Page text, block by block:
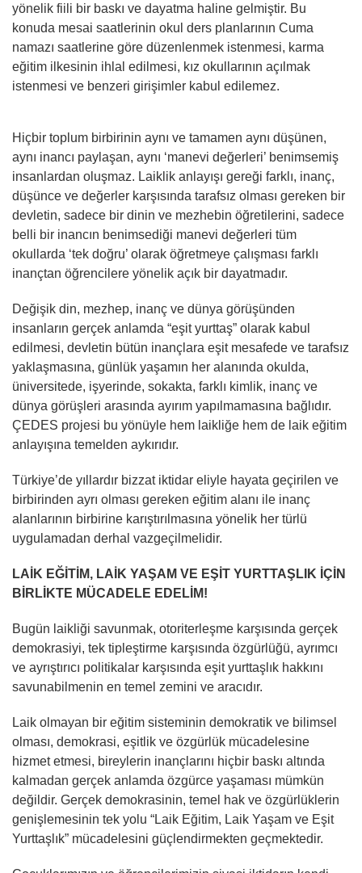
yönelik fiili bir baskı ve dayatma haline gelmiştir. Bu
konuda mesai saatlerinin okul ders planlarının Cuma
namazı saatlerine göre düzenlenmek istenmesi, karma
eğitim ilkesinin ihlal edilmesi, kız okullarının açılmak
istenmesi ve benzeri girişimler kabul edilemez.
Hiçbir toplum birbirinin aynı ve tamamen aynı düşünen,
aynı inancı paylaşan, aynı ‘manevi değerleri’ benimsemiş
insanlardan oluşmaz. Laiklik anlayışı gereği farklı, inanç,
düşünce ve değerler karşısında tarafsız olması gereken bir
devletin, sadece bir dinin ve mezhebin öğretilerini, sadece
belli bir inancın benimsediği manevi değerleri tüm
okullarda ‘tek doğru’ olarak öğretmeye çalışması farklı
inançtan öğrencilere yönelik açık bir dayatmadır.
Değişik din, mezhep, inanç ve dünya görüşünden
insanların gerçek anlamda “eşit yurttaş” olarak kabul
edilmesi, devletin bütün inançlara eşit mesafede ve tarafsız
yaklaşmasına, günlük yaşamın her alanında okulda,
üniversitede, işyerinde, sokakta, farklı kimlik, inanç ve
dünya görüşleri arasında ayırım yapılmamasına bağlıdır.
ÇEDES projesi bu yönüyle hem laikliğe hem de laik eğitim
anlayışına temelden aykırıdır.
Türkiye’de yıllardır bizzat iktidar eliyle hayata geçirilen ve
birbirinden ayrı olması gereken eğitim alanı ile inanç
alanlarının birbirine karıştırılmasına yönelik her türlü
uygulamadan derhal vazgeçilmelidir.
LAİK EĞİTİM, LAİK YAŞAM VE EŞİT YURTTAŞLIK İÇİN
BİRLİKTE MÜCADELE EDELİM!
Bugün laikliği savunmak, otoriterleşme karşısında gerçek
demokrasiyi, tek tipleştirme karşısında özgürlüğü, ayrımcı
ve ayrıştırıcı politikalar karşısında eşit yurttaşlık hakkını
savunabilmenin en temel zemini ve aracıdır.
Laik olmayan bir eğitim sisteminin demokratik ve bilimsel
olması, demokrasi, eşitlik ve özgürlük mücadelesine
hizmet etmesi, bireylerin inançlarını hiçbir baskı altında
kalmadan gerçek anlamda özgürce yaşaması mümkün
değildir. Gerçek demokrasinin, temel hak ve özgürlüklerin
genişlemesinin tek yolu “Laik Eğitim, Laik Yaşam ve Eşit
Yurttaşlık” mücadelesini güçlendirmekten geçmektedir.